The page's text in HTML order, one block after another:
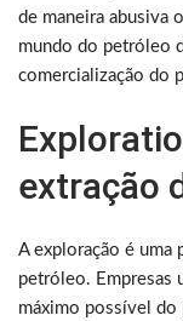
de maneira abusiva
mundo do petróleo
comercialização do
extração
A exploração é uma
petróleo. Empresas
máximo possível do